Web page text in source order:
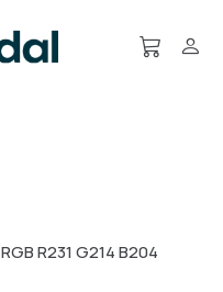
RGB R231 G214 B204